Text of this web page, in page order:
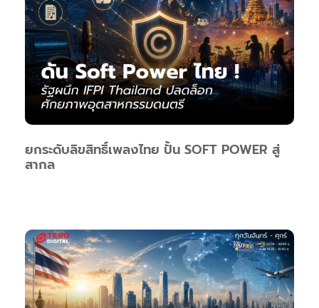
ยกระดับลิขสิทธิ์เพลงไทย ปั้น SOFT POWER สู่
สากล